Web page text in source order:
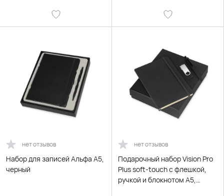
нет отзывов
Набор для записей Альфа А5,
черный
нет отзывов
Подарочный набор Vision Pro
Plus soft-touch с флешкой,
ручкой и блокнотом А5,